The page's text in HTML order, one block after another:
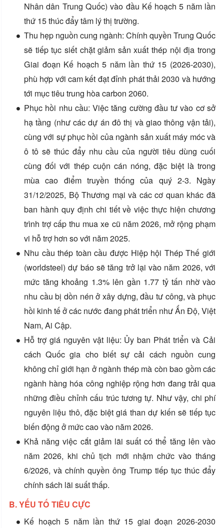
Nhân dân Trung Quốc) vào đầu Kế hoạch 5 năm lần
thứ 15 thúc đẩy tâm lý thị trường.
Thu hẹp nguồn cung ngành: Chính quyền Trung Quốc
sẽ tiếp tục siết chặt giảm sản xuất thép nội địa trong
Giai đoạn Kế hoạch 5 năm lần thứ 15 (2026-2030),
phù hợp với cam kết đạt đỉnh phát thải 2030 và hướng
tới mục tiêu trung hòa carbon 2060.
Phục hồi nhu cầu: Việc tăng cường đầu tư vào cơ sở
hạ tầng (như các dự án đô thị và giao thông vận tải),
cùng với sự phục hồi của ngành sản xuất máy móc và
ô tô sẽ thúc đẩy nhu cầu của người tiêu dùng cuối
cùng đối với thép cuộn cán nóng, đặc biệt là trong
mùa cao điểm truyền thống của quý 2-3. Ngày
31/12/2025, Bộ Thương mại và các cơ quan khác đã
ban hành quy định chi tiết về việc thực hiện chương
trình trợ cấp thu mua xe cũ năm 2026, mở rộng phạm
vi hỗ trợ hơn so với năm 2025.
Nhu cầu thép toàn cầu được Hiệp hội Thép Thế giới
(worldsteel) dự báo sẽ tăng trở lại vào năm 2026, với
mức tăng khoảng 1.3% lên gần 1.77 tỷ tấn nhờ vào
nhu cầu bị dồn nén ở xây dựng, đầu tư công, và phục
hồi kinh tế ở các nước đang phát triển như Ấn Độ, Việt
Nam, Ai Cập.
Hỗ trợ giá nguyên vật liệu: Ủy ban Phát triển và Cải
cách Quốc gia cho biết sự cải cách nguồn cung
không chỉ giới hạn ở ngành thép mà còn bao gồm các
ngành hàng hóa công nghiệp rộng hơn đang trải qua
những điều chỉnh cấu trúc tương tự. Như vậy, chi phí
nguyên liệu thô, đặc biệt giá than dự kiến sẽ tiếp tục
biến động ở mức cao vào năm 2026.
Khả năng việc cắt giảm lãi suất có thể tăng lên vào
năm 2026, khi chủ tịch mới nhậm chức vào tháng
6/2026, và chính quyền ông Trump tiếp tục thúc đẩy
chính sách lãi suất thấp.
B. YẾU TỐ TIÊU CỰC
Kế hoạch 5 năm lần thứ 15 giai đoạn 2026-2030